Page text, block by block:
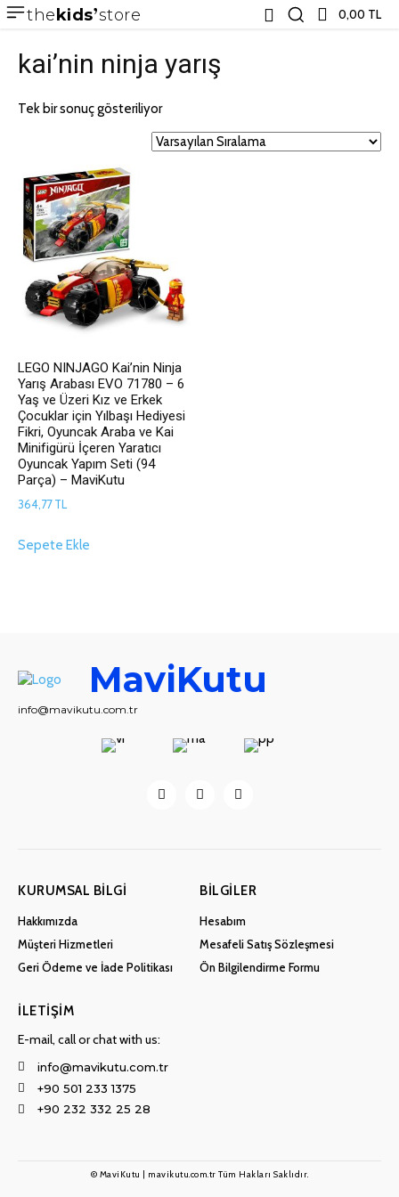
thekids store 0,00 TL
kai’nin ninja yarış
Tek bir sonuç gösteriliyor
LEGO NINJAGO Kai’nin Ninja
Yarış Arabası EVO 71780 – 6
Yaş ve Üzeri Kız ve Erkek
Çocuklar için Yılbaşı Hediyesi
Fikri, Oyuncak Araba ve Kai
Minifigürü İçeren Yaratıcı
Oyuncak Yapım Seti (94
Parça) – MaviKutu
364,77 TL
Sepete Ekle
MaviKutu
info@mavikutu.com.tr
KURUMSAL BILGI
Hakkımızda
Müşteri Hizmetleri
Geri Ödeme ve İade Politikası
BILGILER
Hesabım
Mesafeli Satış Sözleşmesi
Ön Bilgilendirme Formu
İLETIŞIM
E-mail, call or chat with us:
info@mavikutu.com.tr
+90 501 233 1375
+90 232 332 25 28
© MaviKutu | mavikutu.com.tr Tüm Hakları Saklıdır.